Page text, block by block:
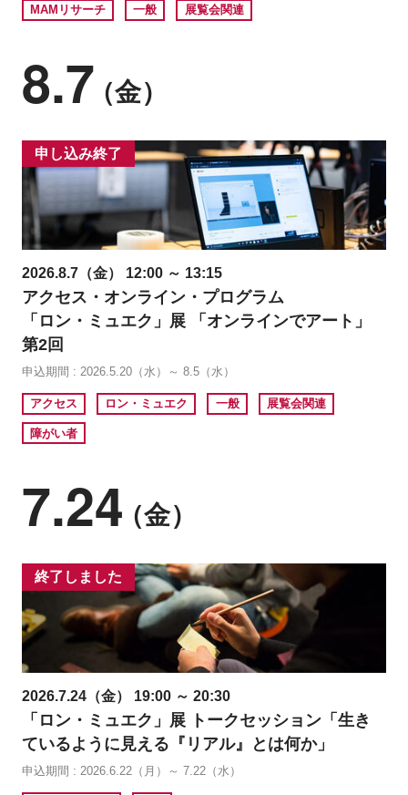
MAMリサーチ 一般 展覧会関連
8.7（金）
申し込み終了
2026.8.7（金） 12:00 ～ 13:15
アクセス・オンライン・プログラム
「ロン・ミュエク」展 「オンラインでアート」
第2回
申込期間 : 2026.5.20（水）～ 8.5（水）
アクセス ロン・ミュエク 一般 展覧会関連
障がい者
7.24（金）
終了しました
2026.7.24（金） 19:00 ～ 20:30
「ロン・ミュエク」展 トークセッション「生き
ているように見える『リアル』とは何か」
申込期間 : 2026.6.22（月）～ 7.22（水）